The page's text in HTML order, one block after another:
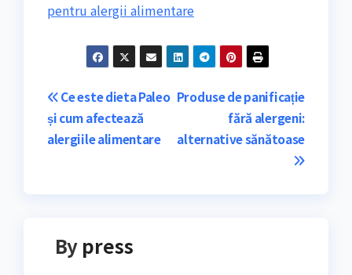
pentru alergii alimentare
Navigare
în
Produse de panificație
fără alergeni:
alternative sănătoase
Ce este dieta Paleo
și cum afectează
alergiile alimentare
By press